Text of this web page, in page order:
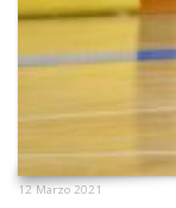
12 Marzo 2021